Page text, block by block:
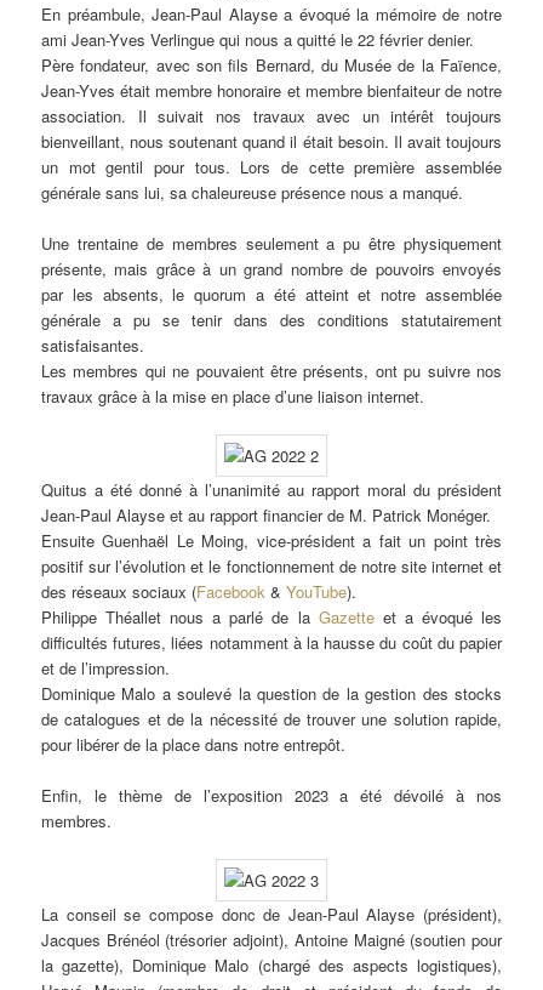
En préambule, Jean-Paul Alayse a évoqué la mémoire de notre
ami Jean-Yves Verlingue qui nous a quitté le 22 février denier.
Père fondateur, avec son fils Bernard, du Musée de la Faïence,
Jean-Yves était membre honoraire et membre bienfaiteur de notre
association. Il suivait nos travaux avec un intérêt toujours
bienveillant, nous soutenant quand il était besoin. Il avait toujours
un mot gentil pour tous. Lors de cette première assemblée
générale sans lui, sa chaleureuse présence nous a manqué.
Une trentaine de membres seulement a pu être physiquement
présente, mais grâce à un grand nombre de pouvoirs envoyés
par les absents, le quorum a été atteint et notre assemblée
générale a pu se tenir dans des conditions statutairement
satisfaisantes.
Les membres qui ne pouvaient être présents, ont pu suivre nos
travaux grâce à la mise en place d’une liaison internet.
Quitus a été donné à l’unanimité au rapport moral du président
Jean-Paul Alayse et au rapport financier de M. Patrick Monéger.
Ensuite Guenhaël Le Moing, vice-président a fait un point très
positif sur l’évolution et le fonctionnement de notre site internet et
des réseaux sociaux (Facebook &YouTube).
Philippe Théallet nous a parlé de la Gazetteet a évoqué les
difficultés futures, liées notamment à la hausse du coût du papier
et de l’impression.
Dominique Malo a soulevé la question de la gestion des stocks
de catalogues et de la nécessité de trouver une solution rapide,
pour libérer de la place dans notre entrepôt.
Enfin, le thème de l’exposition 2023 a été dévoilé à nos
membres.
La conseil se compose donc de Jean-Paul Alayse (président),
Jacques Brénéol (trésorier adjoint), Antoine Maigné (soutien pour
la gazette), Dominique Malo (chargé des aspects logistiques),